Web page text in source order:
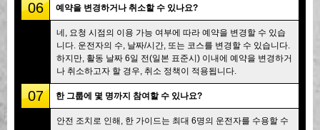
06 예약을 변경하거나 취소할 수 있나요?
네, 요청 시점의 이용 가능 여부에 따라 예약을 변경할 수 있습
니다. 운전자의 수, 날짜/시간, 또는 코스를 변경할 수 있습니다.
하지만, 활동 날짜 6일 전(일본 표준시) 이내에 예약을 변경하거
나 취소하고자 할 경우, 취소 정책이 적용됩니다.
07 한 그룹에 몇 명까지 참여할 수 있나요?
안전 조치로 인해, 한 가이드는 최대 6명의 운전자를 수용할 수